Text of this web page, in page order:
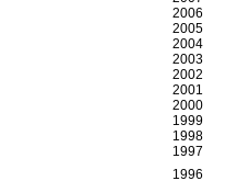
2006
2005
2004
2003
2002
2001
2000
1999
1998
1997
1996